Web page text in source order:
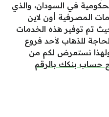
في السودان، والذي
المصرفية أون لاين
تم توفير هذه الخدمات
للذهاب لأحد فروع
ولهذا نستعرض لكم من
حساب بنكك بالرقم